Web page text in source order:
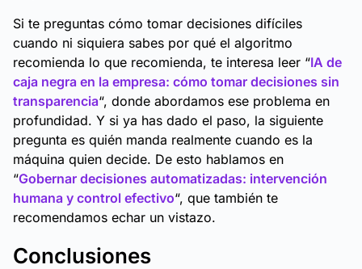
Si te preguntas cómo tomar decisiones difíciles
cuando ni siquiera sabes por qué el algoritmo
recomienda lo que recomienda, te interesa leer “IA de
caja negra en la empresa: cómo tomar decisiones sin
transparencia“, donde abordamos ese problema en
profundidad. Y si ya has dado el paso, la siguiente
pregunta es quién manda realmente cuando es la
máquina quien decide. De esto hablamos en
“Gobernar decisiones automatizadas: intervención
humana y control efectivo“, que también te
recomendamos echar un vistazo.
Conclusiones